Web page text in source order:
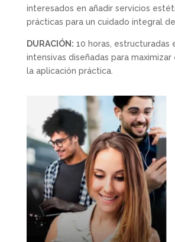
interesados en añadir servicios
prácticas para un cuidado integral
DURACIÓN: 10 horas, estructuradas
intensivas diseñadas para
la aplicación práctica.